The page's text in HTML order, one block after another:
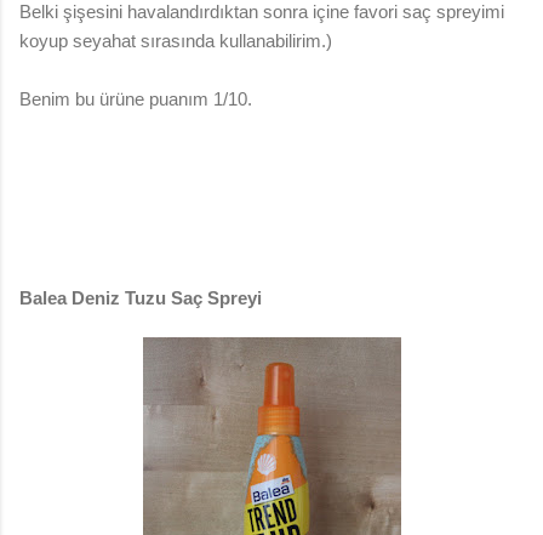
Belki şişesini havalandırdıktan sonra içine favori saç spreyimi
koyup seyahat sırasında kullanabilirim.)
Benim bu ürüne puanım 1/10.
Balea Deniz Tuzu Saç Spreyi